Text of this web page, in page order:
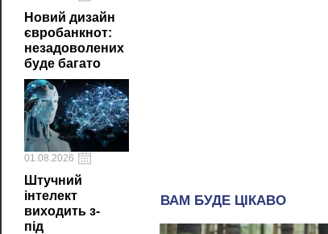
Новий дизайн
євробанкнот:
незадоволених
буде багато
01.08.2026
Штучний
інтелект
виходить з-
під